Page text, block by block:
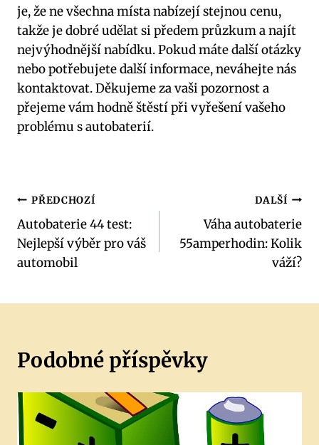
je, že ne všechna místa nabízejí stejnou cenu,
takže je dobré udělat si předem průzkum a najít
nejvýhodnější nabídku. Pokud máte další otázky
nebo potřebujete další informace, neváhejte nás
kontaktovat. Děkujeme za vaši pozornost a
přejeme vám hodně štěstí při vyřešení vašeho
problému s autobaterií.
Navigace
pro
příspěvek
PŘEDCHOZÍ
Autobaterie 44 test:
Nejlepší výběr pro váš
automobil
DALŠÍ
Váha autobaterie
55amperhodin: Kolik
váží?
Podobné příspěvky